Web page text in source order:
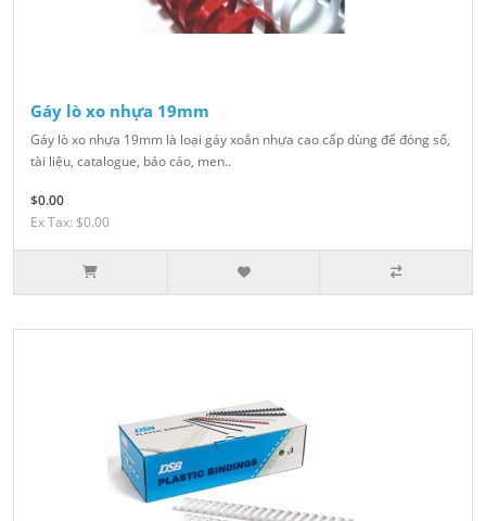
Gáy lò xo nhựa 19mm
Gáy lò xo nhựa 19mm là loại gáy xoắn nhựa cao cấp dùng để đóng sổ,
tài liệu, catalogue, báo cáo, men..
$0.00
Ex Tax: $0.00